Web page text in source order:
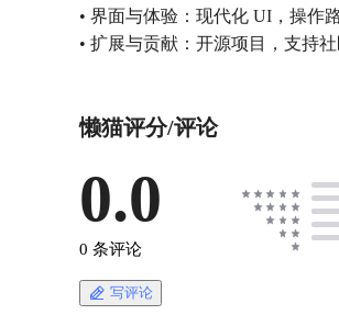
• 界面与体验：现代化 UI，操作
• 扩展与贡献：开源项目，支持
懒猫评分/评论
0.0
0 条评论
写评论